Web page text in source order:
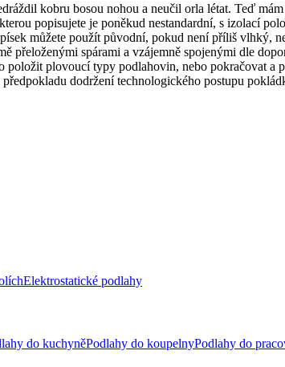
kobru bosou nohou a neučil orla létat. Teď
popisujete je poněkud nestandardní, s izolací
můžete použít původní, pokud není příliš
přeloženými spárami a vzájemně spojenými dle
plovoucí typy podlahovin, nebo pokračovat
dodržení technologického postupu
Elektrostatické podlahy
do kuchyněPodlahy do koupelnyPodlahy do